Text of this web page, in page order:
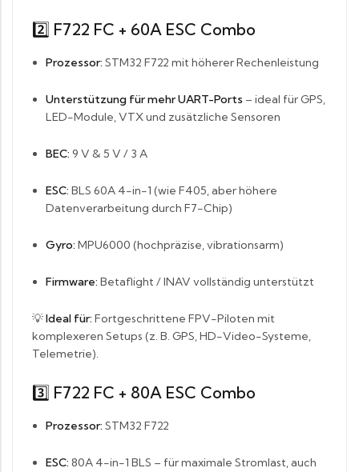
2️⃣ F722 FC + 60A ESC Combo
Prozessor: STM32 F722 mit höherer Rechenleistung
Unterstützung für mehr UART-Ports – ideal für GPS,
LED-Module, VTX und zusätzliche Sensoren
BEC: 9 V & 5 V / 3 A
ESC: BLS 60A 4-in-1 (wie F405, aber höhere
Datenverarbeitung durch F7-Chip)
Gyro: MPU6000 (hochpräzise, vibrationsarm)
Firmware: Betaflight / INAV vollständig unterstützt
💡Ideal für: Fortgeschrittene FPV-Piloten mit
komplexeren Setups (z. B. GPS, HD-Video-Systeme,
Telemetrie).
3️⃣ F722 FC + 80A ESC Combo
Prozessor: STM32 F722
ESC: 80A 4-in-1 BLS – für maximale Stromlast, auch